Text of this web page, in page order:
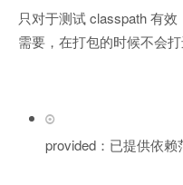
只对于测试 classpath 有
需要，在打包的时候不会打
provided：已提供依赖